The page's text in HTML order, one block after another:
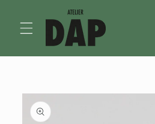
content
Ga direct naar
productinformatie